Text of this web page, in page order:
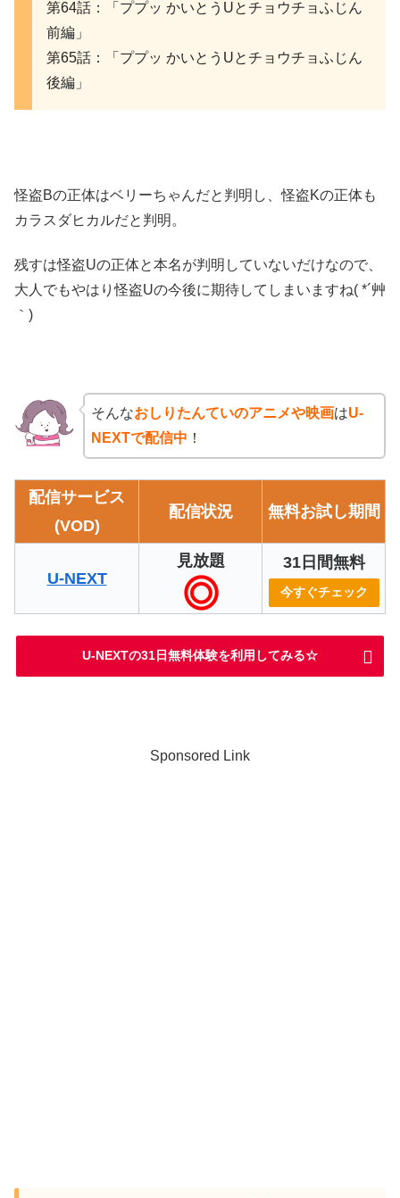
第64話：「ププッ かいとうUとチョウチョふじん
前編」
第65話：「ププッ かいとうUとチョウチョふじん
後編」
怪盗Bの正体はベリーちゃんだと判明し、怪盗Kの正体も
カラスダヒカルだと判明。
残すは怪盗Uの正体と本名が判明していないだけなので、
大人でもやはり怪盗Uの今後に期待してしまいますね( *´艸
｀)
そんなおしりたんていのアニメや映画はU-
NEXTで配信中 ！
配信サービス
(VOD)
配信状況 無料お試し期間
U-NEXT
見放題 31日間無料
今すぐチェック
U-NEXTの31日無料体験を利用してみる☆
Sponsored Link